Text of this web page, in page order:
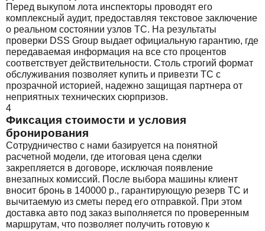
Перед выкупом лота инспекторы проводят его
комплексный аудит, предоставляя текстовое заключение
о реальном состоянии узлов ТС. На результаты
проверки DSS Group выдает официальную гарантию, где
передаваемая информация на все сто процентов
соответствует действительности. Столь строгий формат
обслуживания позволяет купить и привезти ТС с
прозрачной историей, надежно защищая партнера от
неприятных технических сюрпризов.
4
Фиксация стоимости и условия
бронирования
Сотрудничество с нами базируется на понятной
расчетной модели, где итоговая цена сделки
закрепляется в договоре, исключая появление
внезапных комиссий. После выбора машины клиент
вносит бронь в 140000 р., гарантирующую резерв ТС и
вычитаемую из сметы перед его отправкой. При этом
доставка авто под заказ выполняется по проверенным
маршрутам, что позволяет получить готовую к